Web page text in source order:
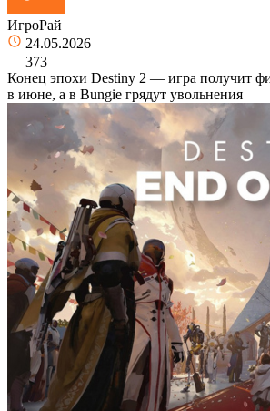
ИгроРай
24.05.2026
373
Конец эпохи Destiny 2 — игра получит
в июне, а в Bungie грядут увольнения